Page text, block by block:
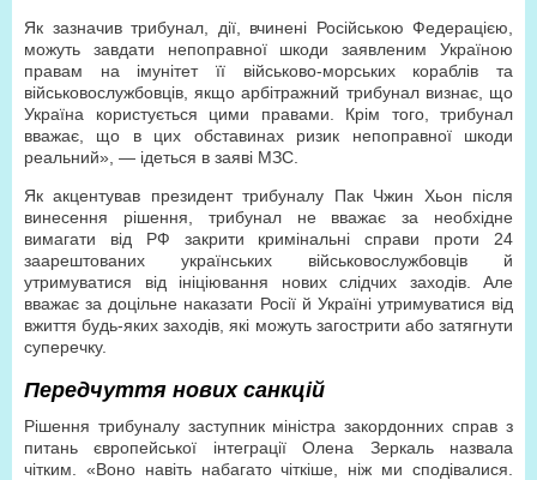
Як зазначив трибунал, дії, вчинені Російською Федерацією,
можуть завдати непоправної шкоди заявленим Україною
правам на імунітет її військово-морських кораблів та
військовослужбовців, якщо арбітражний трибунал визнає, що
Україна користується цими правами. Крім того, трибунал
вважає, що в цих обставинах ризик непоправної шкоди
реальний», — ідеться в заяві МЗС.
Як акцентував президент трибуналу Пак Чжин Хьон після
винесення рішення, трибунал не вважає за необхідне
вимагати від РФ закрити кримінальні справи проти 24
заарештованих українських військовослужбовців й
утримуватися від ініціювання нових слідчих заходів. Але
вважає за доцільне наказати Росії й Україні утримуватися від
вжиття будь-яких заходів, які можуть загострити або затягнути
суперечку.
Передчуття нових санкцій
Рішення трибуналу заступник міністра закордонних справ з
питань європейської інтеграції Олена Зеркаль назвала
чітким. «Воно навіть набагато чіткіше, ніж ми сподівалися.